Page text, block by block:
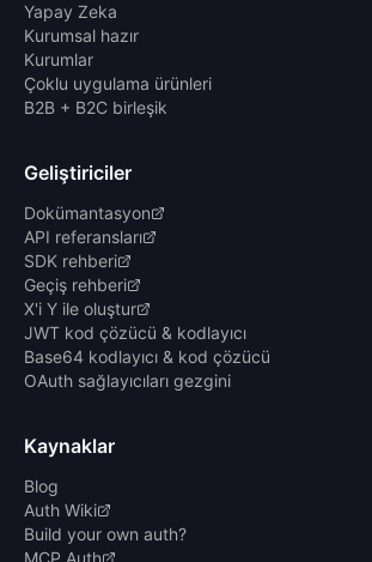
Yapay Zeka
Kurumsal hazır
Kurumlar
Çoklu uygulama ürünleri
B2B + B2C birleşik
Geliştiriciler
Dokümantasyon
API referansları
SDK rehberi
Geçiş rehberi
X'i Y ile oluştur
JWT kod çözücü & kodlayıcı
Base64 kodlayıcı & kod çözücü
OAuth sağlayıcıları gezgini
Kaynaklar
Blog
Auth Wiki
Build your own auth?
MCP Auth